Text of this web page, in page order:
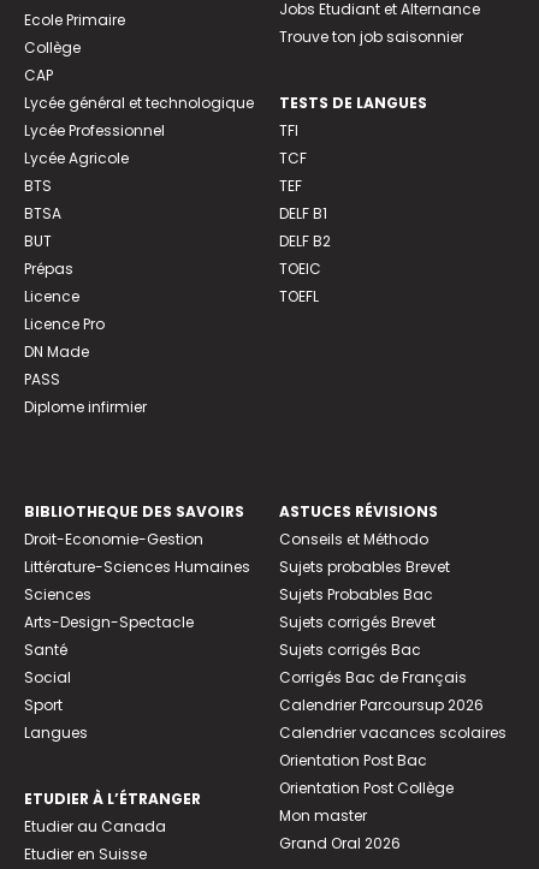
Ecole Primaire
Collège
CAP
Lycée général et technologique
Lycée Professionnel
Lycée Agricole
BTS
BTSA
BUT
Prépas
Licence
Licence Pro
DN Made
PASS
Diplome infirmier
Jobs Etudiant et Alternance
Trouve ton job saisonnier
TESTS DE LANGUES
TFI
TCF
TEF
DELF B1
DELF B2
TOEIC
TOEFL
BIBLIOTHEQUE DES SAVOIRS
Droit-Economie-Gestion
Littérature-Sciences Humaines
Sciences
Arts-Design-Spectacle
Santé
Social
Sport
Langues
ETUDIER À L’ÉTRANGER
Etudier au Canada
Etudier en Suisse
ASTUCES RÉVISIONS
Conseils et Méthodo
Sujets probables Brevet
Sujets Probables Bac
Sujets corrigés Brevet
Sujets corrigés Bac
Corrigés Bac de Français
Calendrier Parcoursup 2026
Calendrier vacances scolaires
Orientation Post Bac
Orientation Post Collège
Mon master
Grand Oral 2026